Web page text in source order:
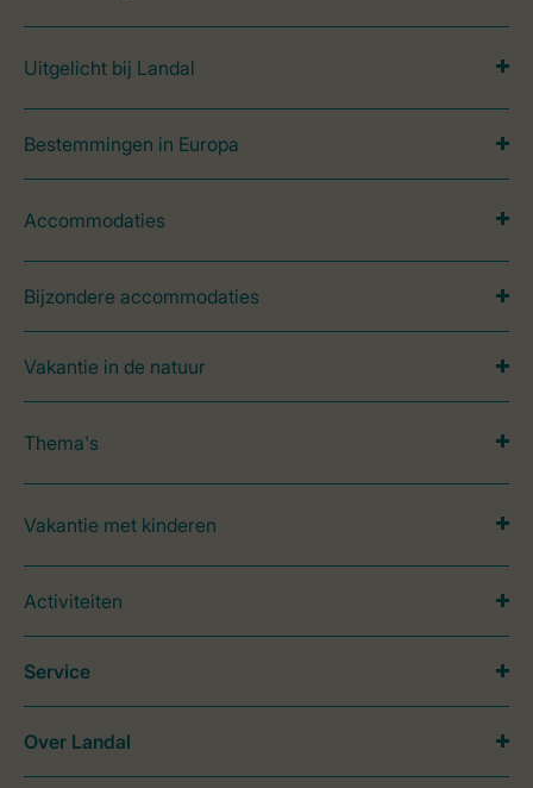
Uitgelicht bij Landal
Bestemmingen in Europa
Accommodaties
Bijzondere accommodaties
Vakantie in de natuur
Thema's
Vakantie met kinderen
Activiteiten
Service
Over Landal